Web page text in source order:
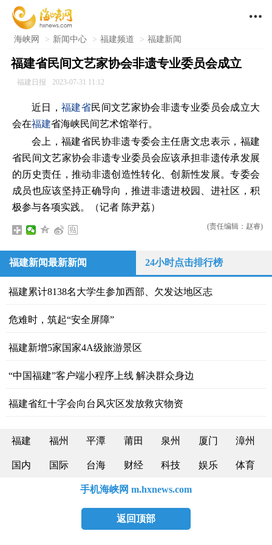

海峡网 > 新闻中心 > 福建频道 > 福建新闻
福建省民间文艺家协会非遗专业委员会成立
福建日报 2023-07-31 11:12
近日，福建省民间文艺家协会非遗专业委员会成立大
会在福建省海峡民间艺术馆举行。
会上，福建省民协非遗专委会主任唐文忠表示，福建
省民间文艺家协会非遗专业委员会应该承担非遗传承发展
的历史责任，推动非遗创造性转化、创新性发展。专委会
成员也应该坚持正确导向，推进非遗进校园、进社区，积
极参与各项实践。（记者 陈尹荔）
(责任编辑：赵睿)
福建新闻最新新闻 24小时点击排行榜
福建累计8138名大学生参加西部、欠发达地区志
危难时，筑起“安全屏障”
福建新增5家国家4A级旅游景区
“中国福建”客户端小程序上线 解决群众身边
福建省红十字会向台风灾区发放救灾物资
福建 福州 平潭 莆田 泉州 厦门 漳州
国内 国际 台海 财经 科技 娱乐 体育
手机海峡网 m.hxnews.com
返回顶部